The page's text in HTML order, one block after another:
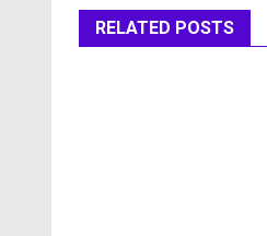
RELATED POSTS